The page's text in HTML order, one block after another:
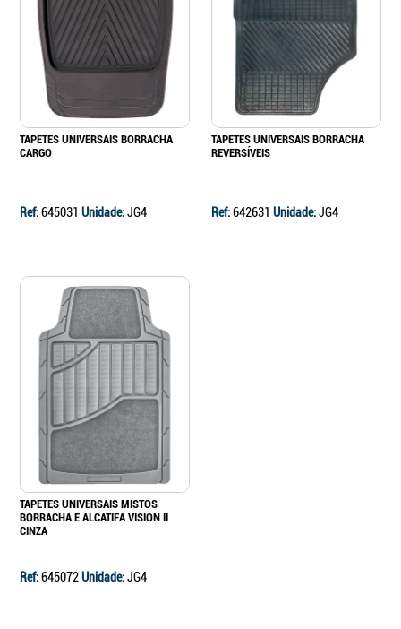
TAPETES UNIVERSAIS BORRACHA
CARGO
Ref:645031 Unidade:JG4
TAPETES UNIVERSAIS BORRACHA
REVERSÍVEIS
Ref:642631 Unidade:JG4
TAPETES UNIVERSAIS MISTOS
BORRACHA E ALCATIFA VISION II
CINZA
Ref:645072Unidade:JG4